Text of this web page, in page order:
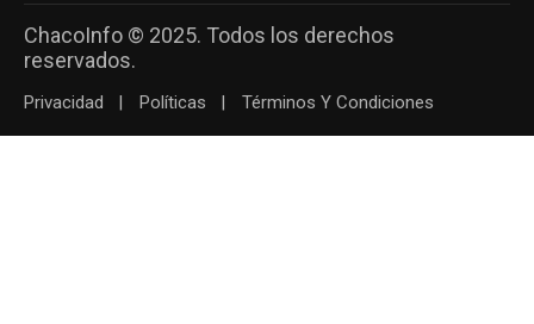
ChacoInfo © 2025. Todos los derechos
reservados.
Privacidad Políticas Términos Y Condiciones